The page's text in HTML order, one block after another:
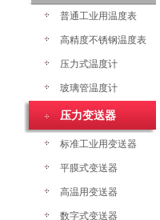
普通工业用温度表
高精度不锈钢温度表
压力式温度计
玻璃管温度计
压力变送器
标准工业用变送器
平膜式变送器
高温用变送器
数字式变送器